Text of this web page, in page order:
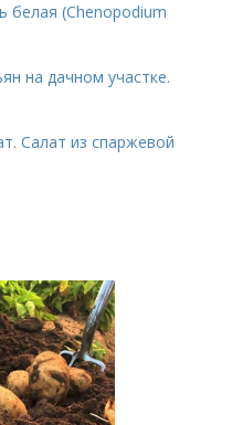
(Chenopodium
на дачном участке.
Салат из спаржевой